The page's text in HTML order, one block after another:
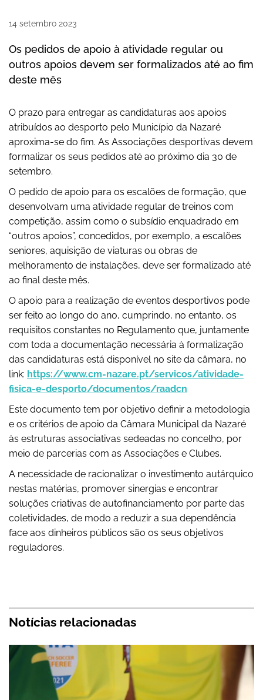
14 setembro 2023
Os pedidos de apoio à atividade regular ou
outros apoios devem ser formalizados até ao fim
deste mês
O prazo para entregar as candidaturas aos apoios
atribuídos ao desporto pelo Município da Nazaré
aproxima-se do fim. As Associações desportivas devem
formalizar os seus pedidos até ao próximo dia 30 de
setembro.
O pedido de apoio para os escalões de formação, que
desenvolvam uma atividade regular de treinos com
competição, assim como o subsídio enquadrado em
“outros apoios”, concedidos, por exemplo, a escalões
seniores, aquisição de viaturas ou obras de
melhoramento de instalações, deve ser formalizado até
ao final deste mês.
O apoio para a realização de eventos desportivos pode
ser feito ao longo do ano, cumprindo, no entanto, os
requisitos constantes no Regulamento que, juntamente
com toda a documentação necessária à formalização
das candidaturas está disponível no site da câmara, no
link: https://www.cm-nazare.pt/servicos/atividade-
fisica-e-desporto/documentos/raadcn
Este documento tem por objetivo definir a metodologia
e os critérios de apoio da Câmara Municipal da Nazaré
às estruturas associativas sedeadas no concelho, por
meio de parcerias com as Associações e Clubes.
A necessidade de racionalizar o investimento autárquico
nestas matérias, promover sinergias e encontrar
soluções criativas de autofinanciamento por parte das
coletividades, de modo a reduzir a sua dependência
face aos dinheiros públicos são os seus objetivos
reguladores.
Notícias relacionadas
Vencedor da Taça de Portugal - Futebol de